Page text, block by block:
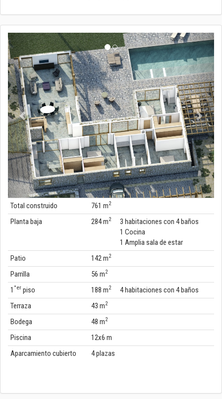
anterior
Total construido 761 m2
Planta baja 284 m2
3 habitaciones con 4 baños
1 Cocina
1 Amplia sala de estar
Patio
142 m2
Parrilla 56 m2
1 °er piso 188 m2
4 habitaciones con 4 baños
Terraza
43 m2
Bodega 48 m2
Piscina
12x6 m
Aparcamiento cubierto
4 plazas